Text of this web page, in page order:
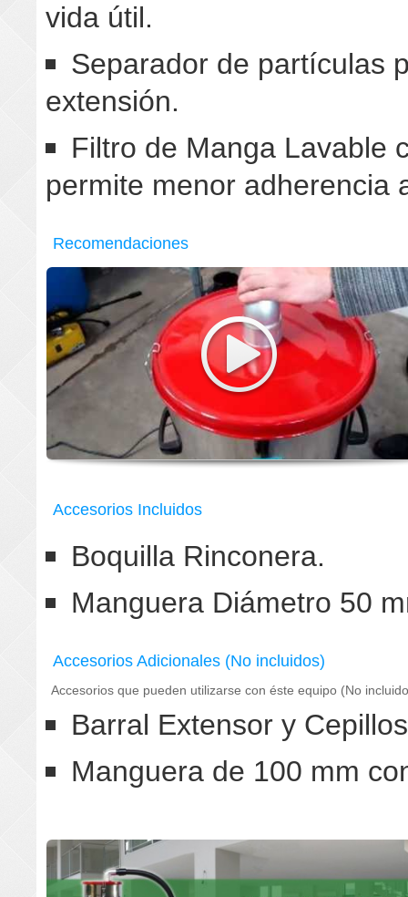
vida útil.
Separador de partículas
extensión.
Filtro de Manga Lavable
permite menor adherencia
Recomendaciones
Accesorios Incluidos
Boquilla Rinconera.
Manguera Diámetro 50
Accesorios Adicionales (No incluidos)
Accesorios que pueden utilizarse con éste equipo (No
Barral Extensor y
Manguera de 100 mm